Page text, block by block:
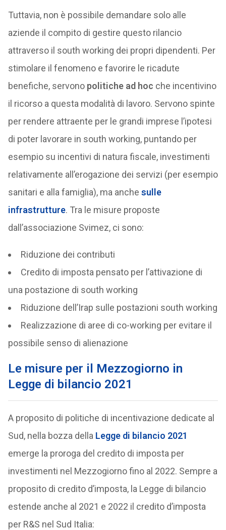
Tuttavia, non è possibile demandare solo alle
aziende il compito di gestire questo rilancio
attraverso il south working dei propri dipendenti. Per
stimolare il fenomeno e favorire le ricadute
benefiche, servono politiche ad hoc che incentivino
il ricorso a questa modalità di lavoro. Servono spinte
per rendere attraente per le grandi imprese l’ipotesi
di poter lavorare in south working, puntando per
esempio su incentivi di natura fiscale, investimenti
relativamente all’erogazione dei servizi (per esempio
sanitari e alla famiglia), ma anche sulle
infrastrutture. Tra le misure proposte
dall’associazione Svimez, ci sono:
Riduzione dei contributi
Credito di imposta pensato per l’attivazione di
una postazione di south working
Riduzione dell’Irap sulle postazioni south working
Realizzazione di aree di co-working per evitare il
possibile senso di alienazione
Le misure per il Mezzogiorno in
Legge di bilancio 2021
A proposito di politiche di incentivazione dedicate al
Sud, nella bozza della Legge di bilancio 2021
emerge la proroga del credito di imposta per
investimenti nel Mezzogiorno fino al 2022. Sempre a
proposito di credito d’imposta, la Legge di bilancio
estende anche al 2021 e 2022 il credito d’imposta
per R&S nel Sud Italia: